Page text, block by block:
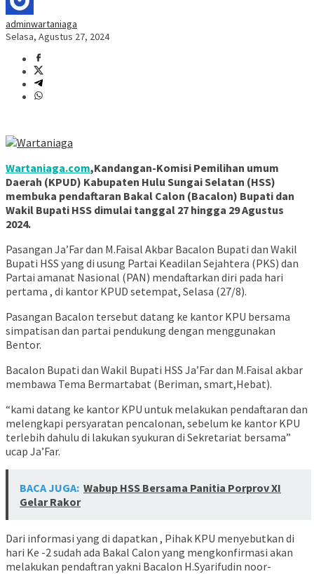
adminwartaniaga
Selasa, Agustus 27, 2024
Wartaniaga.com,Kandangan-Komisi Pemilihan umum
Daerah (KPUD) Kabupaten Hulu Sungai Selatan (HSS)
membuka pendaftaran Bakal Calon (Bacalon) Bupati dan
Wakil Bupati HSS dimulai tanggal 27 hingga 29 Agustus
2024.
Pasangan Ja’Far dan M.Faisal Akbar Bacalon Bupati dan Wakil
Bupati HSS yang di usung Partai Keadilan Sejahtera (PKS) dan
Partai amanat Nasional (PAN) mendaftarkan diri pada hari
pertama , di kantor KPUD setempat, Selasa (27/8).
Pasangan Bacalon tersebut datang ke kantor KPU bersama
simpatisan dan partai pendukung dengan menggunakan
Bentor.
Bacalon Bupati dan Wakil Bupati HSS Ja’Far dan M.Faisal akbar
membawa Tema Bermartabat (Beriman, smart,Hebat).
“kami datang ke kantor KPU untuk melakukan pendaftaran dan
melengkapi persyaratan pencalonan, sebelum ke kantor KPU
terlebih dahulu di lakukan syukuran di Sekretariat bersama”
ucap Ja’Far.
BACA JUGA: Wabup HSS Bersama Panitia Porprov XI
Gelar Rakor
Dari informasi yang di dapatkan , Pihak KPU menyebutkan di
hari Ke -2 sudah ada Bakal Calon yang mengkonfirmasi akan
melakukan pendaftran yakni Bacalon H.Syarifudin noor-